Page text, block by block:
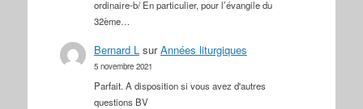
ordinaire-b/ En particulier, pour l’évangile du
32ème…
Bernard L surAnnées liturgiques
5 novembre 2021
Parfait. A disposition si vous avez d'autres
questions BV